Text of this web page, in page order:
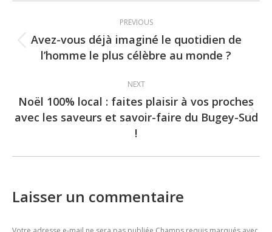
navigation
PREVIOUS
Previous
post:
Avez-vous déjà imaginé le quotidien de
l’homme le plus célèbre au monde ?
NEXT
Next
post:
Noël 100% local : faites plaisir à vos proches
avec les saveurs et savoir-faire du Bugey-Sud
!
Laisser un commentaire